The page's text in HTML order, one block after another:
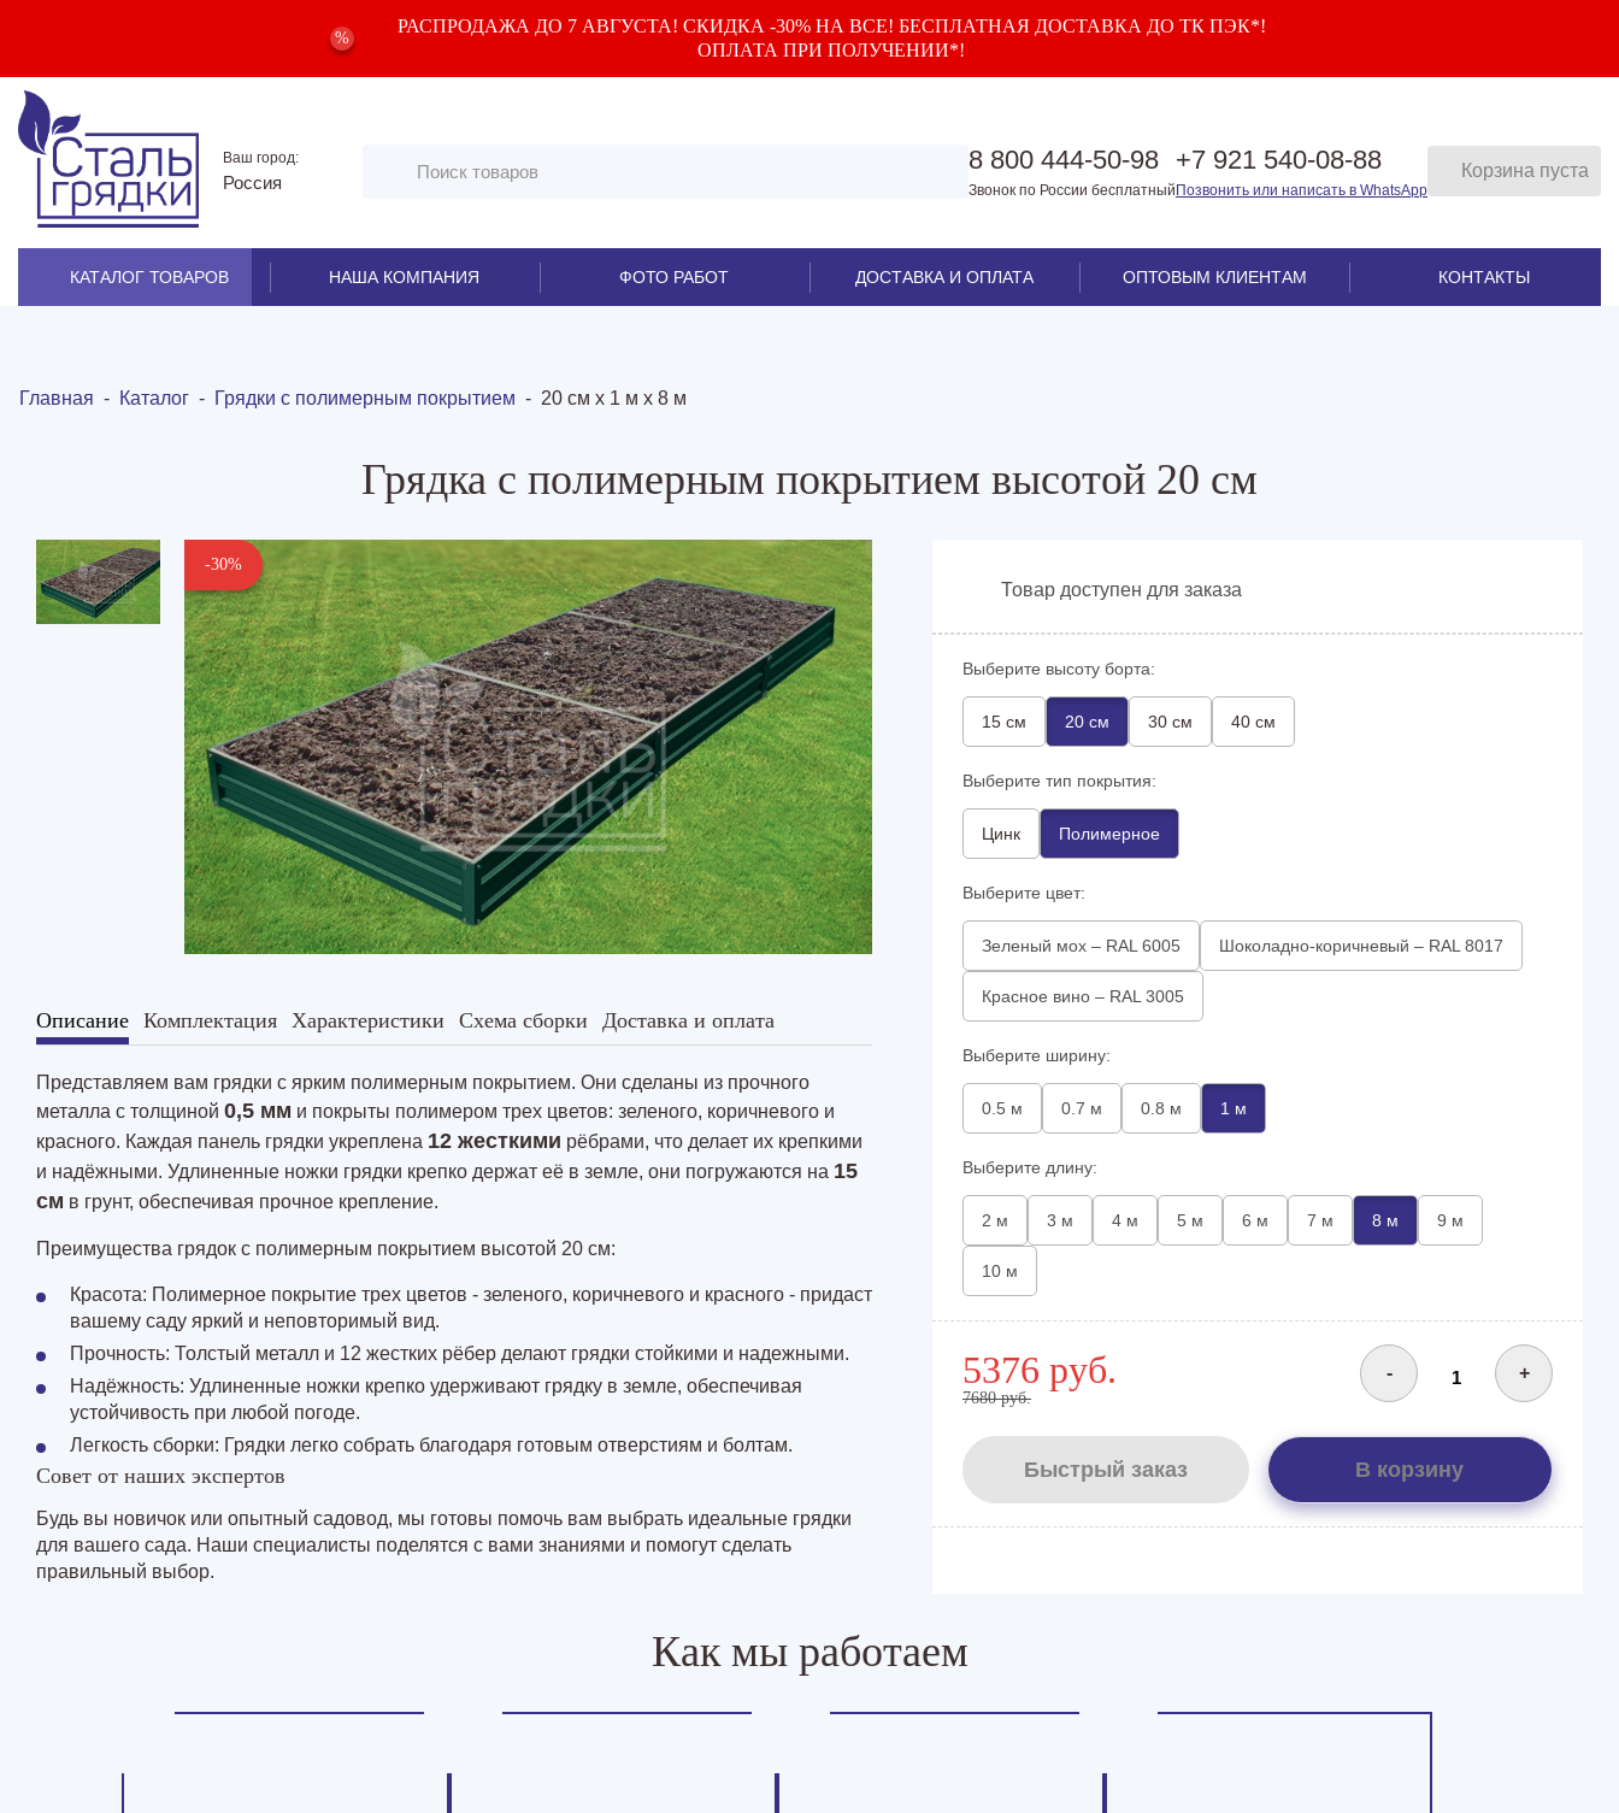
%
РАСПРОДАЖА ДО 7 АВГУСТА! СКИДКА -30% НА ВСЕ! БЕСПЛАТНАЯ ДОСТАВКА ДО ТК ПЭК*!
ОПЛАТА ПРИ ПОЛУЧЕНИИ*!
Ваш город:
Россия
8 800 444-50-98
Звонок по России бесплатный
+7 921 540-08-88
Позвонить или написать в WhatsApp
Корзина пуста
КАТАЛОГ ТОВАРОВ НАША КОМПАНИЯ ФОТО РАБОТ ДОСТАВКА И ОПЛАТА ОПТОВЫМ КЛИЕНТАМ КОНТАКТЫ
Главная - Каталог - Грядки с полимерным покрытием - 20 см х 1 м х 8 м
Грядка с полимерным покрытием высотой 20 см
-30%
Описание Комплектация Характеристики Схема сборки Доставка и оплата
Представляем вам грядки с ярким полимерным покрытием. Они сделаны из прочного
металла с толщиной 0,5 мм и покрыты полимером трех цветов: зеленого, коричневого и
красного. Каждая панель грядки укреплена 12 жесткими рёбрами, что делает их крепкими
и надёжными. Удлиненные ножки грядки крепко держат её в земле, они погружаются на 15
см в грунт, обеспечивая прочное крепление.
Преимущества грядок с полимерным покрытием высотой 20 см:
Красота: Полимерное покрытие трех цветов - зеленого, коричневого и красного - придаст
вашему саду яркий и неповторимый вид.
Прочность: Толстый металл и 12 жестких рёбер делают грядки стойкими и надежными.
Надёжность: Удлиненные ножки крепко удерживают грядку в земле, обеспечивая
устойчивость при любой погоде.
Легкость сборки: Грядки легко собрать благодаря готовым отверстиям и болтам.
Совет от наших экспертов
Будь вы новичок или опытный садовод, мы готовы помочь вам выбрать идеальные грядки
для вашего сада. Наши специалисты поделятся с вами знаниями и помогут сделать
правильный выбор.
Товар доступен для заказа
Выберите высоту борта:
15 см 20 см 30 см 40 см
Выберите тип покрытия:
Цинк Полимерное
Выберите цвет:
Зеленый мох – RAL 6005 Шоколадно-коричневый – RAL 8017
Красное вино – RAL 3005
Выберите ширину:
0.5 м 0.7 м 0.8 м 1 м
Выберите длину:
2 м 3 м 4 м 5 м 6 м 7 м 8 м 9 м
10 м
5376 руб.
7680 руб.
- +
Быстрый заказ В корзину
Как мы работаем